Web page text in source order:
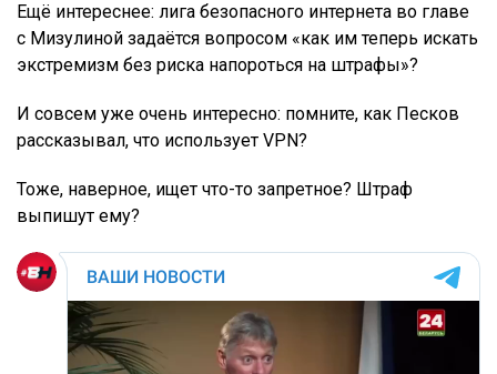
Ещё интереснее: лига безопасного интернета во главе
с Мизулиной задаётся вопросом «как им теперь искать
экстремизм без риска напороться на штрафы»?
И совсем уже очень интересно: помните, как Песков
рассказывал, что использует VPN?
Тоже, наверное, ищет что-то запретное? Штраф
выпишут ему?